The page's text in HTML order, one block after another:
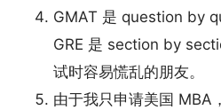
GMAT 是 question by
GRE 是 section by
试时容易慌乱的朋友。
由于我只申请美国 MBA